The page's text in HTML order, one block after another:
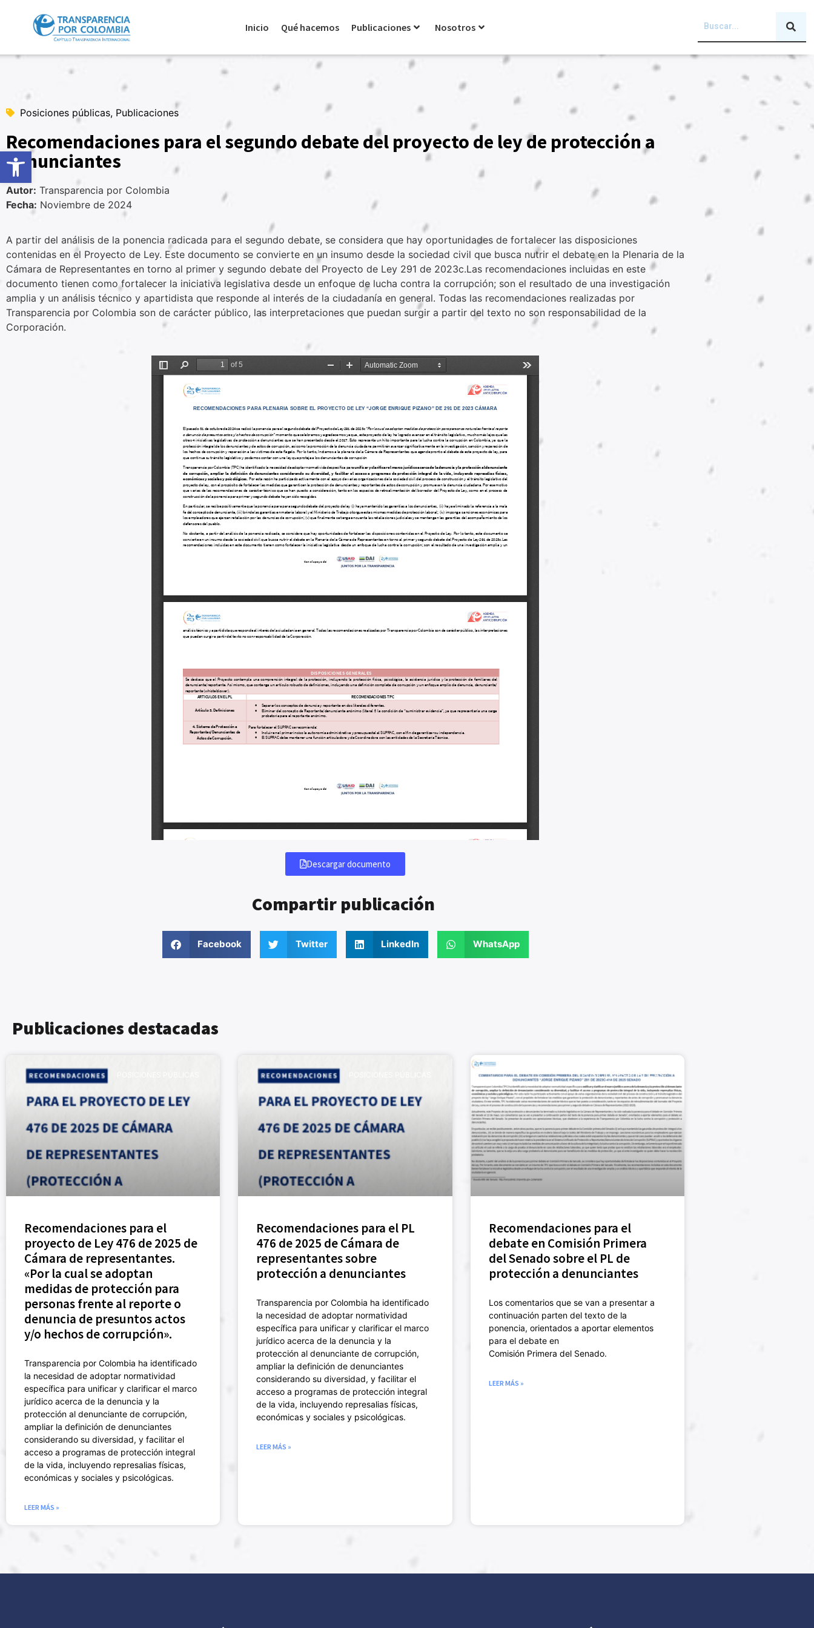
Abrir barra de herramientas
Inicio Qué hacemos Publicaciones Nosotros
Posiciones públicas, Publicaciones
Recomendaciones para el segundo debate del proyecto de ley de protección a
denunciantes
Autor: Transparencia por Colombia
Fecha: Noviembre de 2024
A partir del análisis de la ponencia radicada para el segundo debate, se considera que hay oportunidades de fortalecer las disposiciones
contenidas en el Proyecto de Ley. Este documento se convierte en un insumo desde la sociedad civil que busca nutrir el debate en la Plenaria de la
Cámara de Representantes en torno al primer y segundo debate del Proyecto de Ley 291 de 2023c.Las recomendaciones incluidas en este
documento tienen como fortalecer la iniciativa legislativa desde un enfoque de lucha contra la corrupción; son el resultado de una investigación
amplia y un análisis técnico y apartidista que responde al interés de la ciudadanía en general. Todas las recomendaciones realizadas por
Transparencia por Colombia son de carácter público, las interpretaciones que puedan surgir a partir del texto no son responsabilidad de la
Corporación.
Descargar documento
Compartir publicación
Facebook Twitter LinkedIn WhatsApp
Publicaciones destacadas
Recomendaciones para el
proyecto de Ley 476 de 2025 de
Cámara de representantes.
«Por la cual se adoptan
medidas de protección para
personas frente al reporte o
denuncia de presuntos actos
y/o hechos de corrupción».
Transparencia por Colombia ha identificado
la necesidad de adoptar normatividad
específica para unificar y clarificar el marco
jurídico acerca de la denuncia y la
protección al denunciante de corrupción,
ampliar la definición de denunciantes
considerando su diversidad, y facilitar el
acceso a programas de protección integral
de la vida, incluyendo represalias físicas,
económicas y sociales y psicológicas.
LEER MÁS »
Recomendaciones para el PL
476 de 2025 de Cámara de
representantes sobre
protección a denunciantes
Transparencia por Colombia ha identificado
la necesidad de adoptar normatividad
específica para unificar y clarificar el marco
jurídico acerca de la denuncia y la
protección al denunciante de corrupción,
ampliar la definición de denunciantes
considerando su diversidad, y facilitar el
acceso a programas de protección integral
de la vida, incluyendo represalias físicas,
económicas y sociales y psicológicas.
LEER MÁS »
POSICIONES PÚBLICAS
Recomendaciones para el
debate en Comisión Primera
del Senado sobre el PL de
protección a denunciantes
Los comentarios que se van a presentar a
continuación parten del texto de la
ponencia, orientados a aportar elementos
para el debate en
Comisión Primera del Senado.
LEER MÁS »